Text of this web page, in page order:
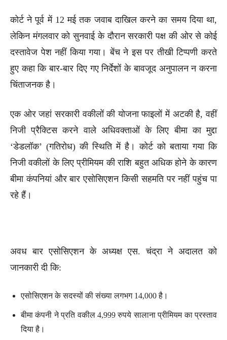
कोर्ट ने पूर्व में 12 मई तक जवाब दाखिल करने का समय दिया था,
लेकिन मंगलवार को सुनवाई के दौरान सरकारी पक्ष की ओर से कोई
दस्तावेज पेश नहीं किया गया। बेंच ने इस पर तीखी टिप्पणी करते
हुए कहा कि बार-बार दिए गए निर्देशों के बावजूद अनुपालन न करना
चिंताजनक है।
एक ओर जहां सरकारी वकीलों की योजना फाइलों में अटकी है, वहीं
निजी प्रैक्टिस करने वाले अधिवक्ताओं के लिए बीमा का मुद्दा
‘डेडलॉक’ (गतिरोध) की स्थिति में है। कोर्ट को बताया गया कि
निजी वकीलों के लिए प्रीमियम की राशि बहुत अधिक होने के कारण
बीमा कंपनियां और बार एसोसिएशन किसी सहमति पर नहीं पहुंच पा
रहे हैं।
अवध बार एसोसिएशन के अध्यक्ष एस. चंद्रा ने अदालत को
जानकारी दी कि:
एसोसिएशन के सदस्यों की संख्या लगभग 14,000 है।
बीमा कंपनी ने प्रति वकील 4,999 रुपये सालाना प्रीमियम का प्रस्ताव
दिया है।